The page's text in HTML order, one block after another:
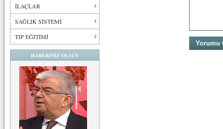
İLAÇLAR
SAĞLIK SİSTEMİ
TIP EĞİTİMİ
HABERİNİZ OLSUN